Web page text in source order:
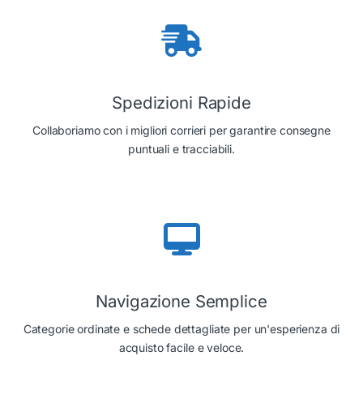
Spedizioni Rapide
Collaboriamo con i migliori corrieri per garantire consegne
puntuali e tracciabili.
Navigazione Semplice
Categorie ordinate e schede dettagliate per un'esperienza di
acquisto facile e veloce.